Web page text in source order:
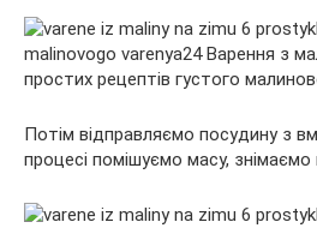
Потім відправляємо посудину з
процесі помішуємо масу, знімаємо